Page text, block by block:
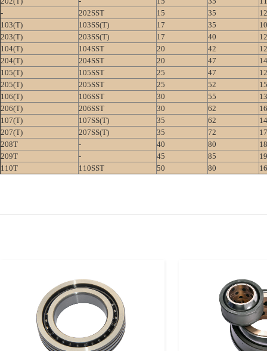
-
202SST 15 35
103(T)
103SS(T) 17 35
10
203(T)
203SS(T) 17 40
12
104(T)
104SST 20 42
12
204(T)
204SST 20 47
14
105(T)
105SST 25 47
12
205(T)
205SST 25 52
15
106(T)
106SST 30 55
13
206(T)
206SST 30 62
16
107(T)
107SS(T) 35 62
14
207(T)
207SS(T) 35 72
17
208T
- 40 80
18
209T
- 45 85
19
110T
110SST 50 80 16